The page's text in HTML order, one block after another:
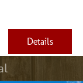
Details